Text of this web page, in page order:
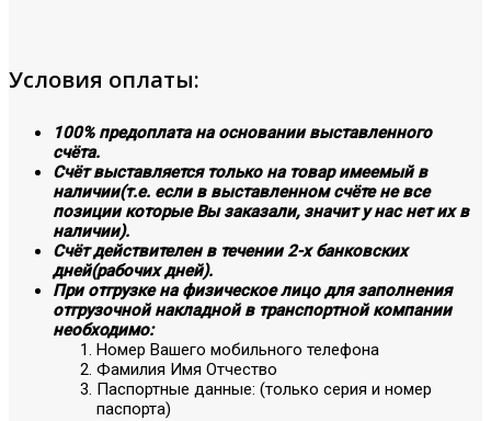
Условия оплаты:
100% предоплата на основании выставленного
счёта.
Счёт выставляется только на товар имеемый в
наличии(т.е. если в выставленном счёте не все
позиции которые Вы заказали, значит у нас нет их в
наличии).
Счёт действителен в течении 2-х банковских
дней(рабочих дней).
При отгрузке на физическое лицо для заполнения
отгрузочной накладной в транспортной компании
необходимо:
Номер Вашего мобильного телефона
Фамилия Имя Отчество
Паспортные данные: (только серия и номер
паспорта)